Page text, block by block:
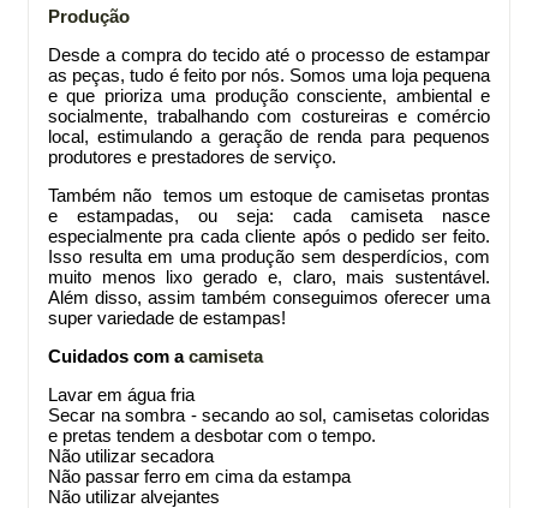
Produção
Desde a compra do tecido até o processo de estampar
as peças, tudo é feito por nós. Somos uma loja pequena
e que prioriza uma produção consciente, ambiental e
socialmente, trabalhando com costureiras e comércio
local, estimulando a geração de renda para pequenos
produtores e prestadores de serviço.
Também não temos um estoque de camisetas prontas
e estampadas, ou seja: cada camiseta nasce
especialmente pra cada cliente após o pedido ser feito.
Isso resulta em uma produção sem desperdícios, com
muito menos lixo gerado e, claro, mais sustentável.
Além disso, assim também conseguimos oferecer uma
super variedade de estampas!
Cuidados com acamiseta
Lavar em água fria
Secar na sombra - secando ao sol, camisetas coloridas
e pretas tendem a desbotar com o tempo.
Não utilizar secadora
Não passar ferro em cima da estampa
Não utilizar alvejantes